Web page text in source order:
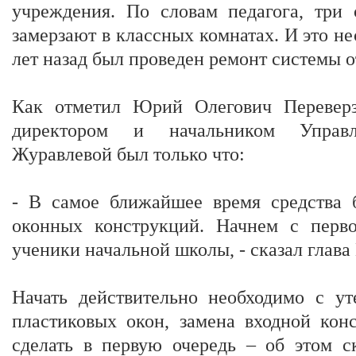
учреждения. По словам педагога,
замерзают в классных комнатах. И это
лет назад был проведен ремонт системы
Как отметил Юрий Олегович
директором и начальником
Журавлевой был только что:
- В самое ближайшее время средства
оконных конструкций. Начнем с
ученики начальной школы, - сказал
Начать действительно необходимо с
пластиковых окон, замена входной
сделать в первую очередь – об этом